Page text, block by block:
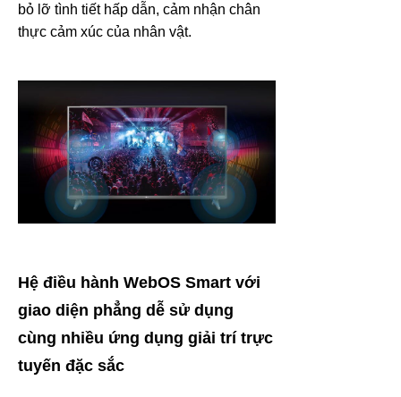
bỏ lỡ tình tiết hấp dẫn, cảm nhận chân
thực cảm xúc của nhân vật.
Hệ điều hành WebOS Smart với
giao diện phẳng dễ sử dụng
cùng nhiều ứng dụng giải trí trực
tuyến đặc sắc